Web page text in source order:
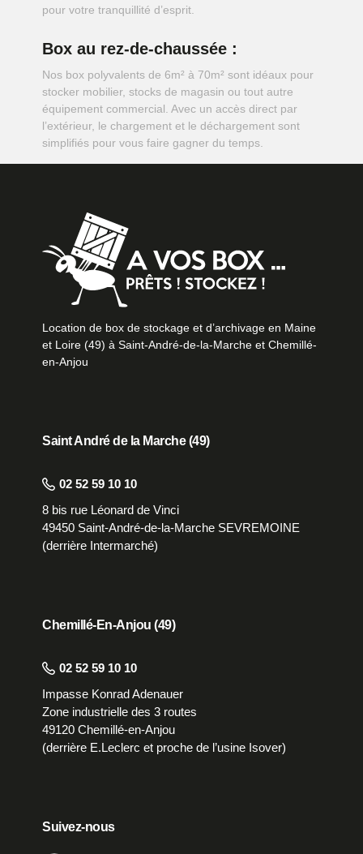
pour votre tranquillité d’esprit.
Box au rez-de-chaussée :
Nos box polyvalents de 6m² à 70m² sont idéaux pour
stocker mobilier, stocks de magasin ou tout autre
équipement commercial. Avec un accès direct par
l’extérieur, le chargement et le déchargement sont
simplifiés pour vous faire gagner du temps.
Location de box de stockage et d’archivage en Maine
et Loire (49) à Saint-André-de-la-Marche et Chemillé-
en-Anjou
Saint André de la Marche (49)
02 52 59 10 10
8 bis rue Léonard de Vinci
49450 Saint-André-de-la-Marche SEVREMOINE
(derrière Intermarché)
Chemillé-En-Anjou (49)
02 52 59 10 10
Impasse Konrad Adenauer
Zone industrielle des 3 routes
49120 Chemillé-en-Anjou
(derrière E.Leclerc et proche de l’usine Isover)
Suivez-nous